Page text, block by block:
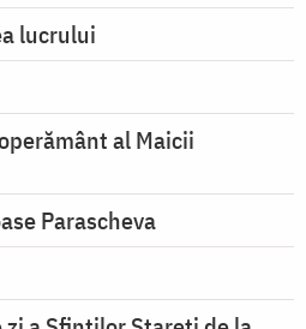
lucrului
al Maicii
Parascheva